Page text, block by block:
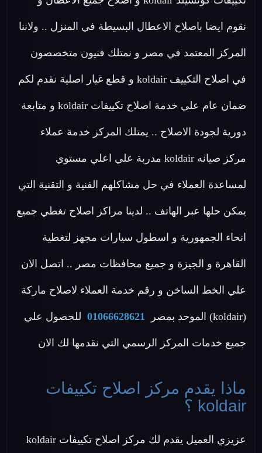
نقوم ايضا باصلاح الاعطال البسيطة في المنزل .. ولاننا
المركز المعتمد في مصر و نمتلك فنيون متخصصون
في اصلاح التكييف koldair و قطع غيار اصلية نقدم لكم
ضمان عام علي خدمة اصلاح تكييفات koldair و متابعة
دورية لجودة الاصلاح .. يمتلك المركز خدمة عملاء
مركز صيانه koldair مدربة علي اعلي مستوي
لمساعدة العملاء في حل مشاكلهم الفنية و التقنية التي
يمكن حلها عبر الهاتف .. لدينا مراكز اصلاح تغطي جميع
انحاء الجمهورية و اسطول سيارات مجهز لتغطية
القاهرة و الجيزة و جميع محافظات مصر .. اتصل الان
علي الخط الساخن و رقم خدمة العملاء لاصلاح ماركة
(koldair) الموحد بمصر 01066628621 للحصول علي
جميع خدمات المركز الرسمي التي نقدمها لك الان
ماذا يقدم مركز اصلاح تكييفات
koldair ؟
عزيزي العميل يقدم لك مركز اصلاح تكييفات koldair